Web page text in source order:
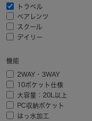
トラベル
ペアレンツ
スクール
デイリー
機能
2WAY・3WAY
10ポケット仕様
大容量：20L以上
PC収納ポケット
はっ水加工